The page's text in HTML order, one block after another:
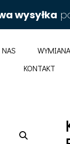
wysyłka
KONTAKT